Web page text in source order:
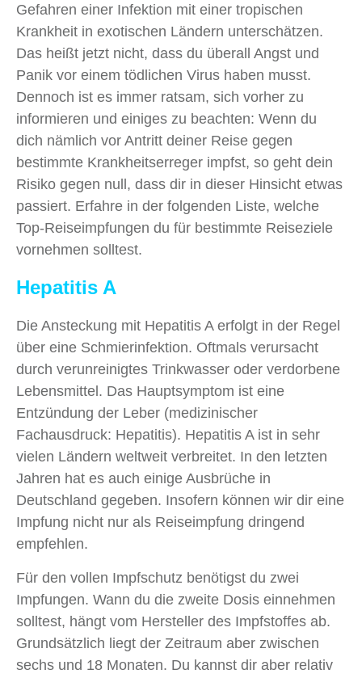
Gefahren einer Infektion mit einer tropischen
Krankheit in exotischen Ländern unterschätzen.
Das heißt jetzt nicht, dass du überall Angst und
Panik vor einem tödlichen Virus haben musst.
Dennoch ist es immer ratsam, sich vorher zu
informieren und einiges zu beachten: Wenn du
dich nämlich vor Antritt deiner Reise gegen
bestimmte Krankheitserreger impfst, so geht dein
Risiko gegen null, dass dir in dieser Hinsicht etwas
passiert. Erfahre in der folgenden Liste, welche
Top-Reiseimpfungen du für bestimmte Reiseziele
vornehmen solltest.
Hepatitis A
Die Ansteckung mit Hepatitis A erfolgt in der Regel
über eine Schmierinfektion. Oftmals verursacht
durch verunreinigtes Trinkwasser oder verdorbene
Lebensmittel. Das Hauptsymptom ist eine
Entzündung der Leber (medizinischer
Fachausdruck: Hepatitis). Hepatitis A ist in sehr
vielen Ländern weltweit verbreitet. In den letzten
Jahren hat es auch einige Ausbrüche in
Deutschland gegeben. Insofern können wir dir eine
Impfung nicht nur als Reiseimpfung dringend
empfehlen.
Für den vollen Impfschutz benötigst du zwei
Impfungen. Wann du die zweite Dosis einnehmen
solltest, hängt vom Hersteller des Impfstoffes ab.
Grundsätzlich liegt der Zeitraum aber zwischen
sechs und 18 Monaten. Du kannst dir aber relativ